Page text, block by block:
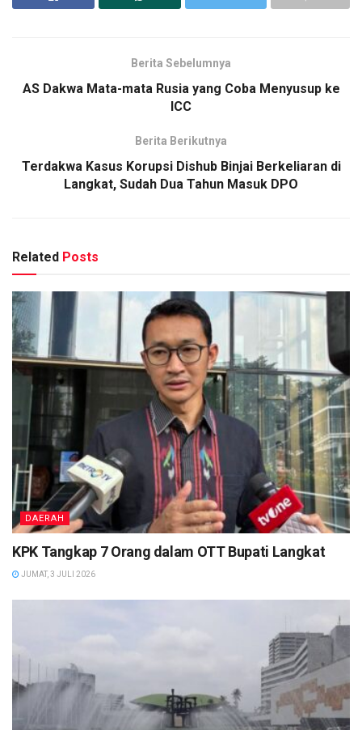
Berita Sebelumnya
AS Dakwa Mata-mata Rusia yang Coba Menyusup ke
ICC
Berita Berikutnya
Terdakwa Kasus Korupsi Dishub Binjai Berkeliaran di
Langkat, Sudah Dua Tahun Masuk DPO
Related Posts
DAERAH
KPK Tangkap 7 Orang dalam OTT Bupati Langkat
JUMAT, 3 JULI 2026